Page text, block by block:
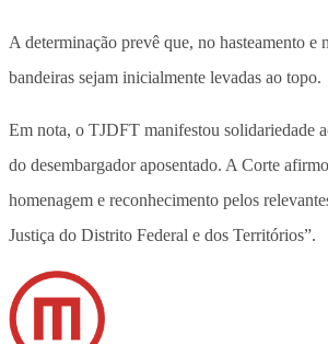
A determinação prevê que, no hasteamento e
bandeiras sejam inicialmente levadas ao topo.
Em nota, o TJDFT manifestou solidariedade
do desembargador aposentado. A Corte
homenagem e reconhecimento pelos
Justiça do Distrito Federal e dos Territórios”.